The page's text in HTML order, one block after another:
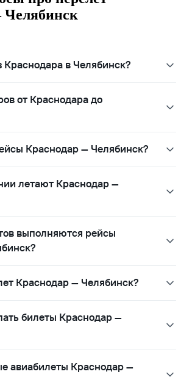
Краснодара в Челябинск?
от Краснодара до
Краснодар — Челябинск?
летают Краснодар —
выполняются рейсы
Краснодар — Челябинск?
билеты Краснодар —
авиабилеты Краснодар —